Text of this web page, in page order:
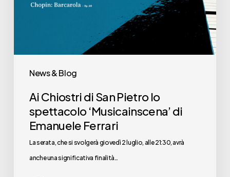
News & Blog
Ferrari
Ai Chiostri di San Pietro lo
spettacolo ‘Musicainscena’ di
Emanuele Ferrari
La serata, che si svolgerà giovedì 2 luglio, alle 21:30, avrà
anche una significativa finalità…